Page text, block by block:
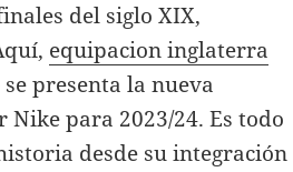
del siglo XIX,
equipacion inglaterra
presenta la nueva
para 2023/24. Es todo
desde su integración